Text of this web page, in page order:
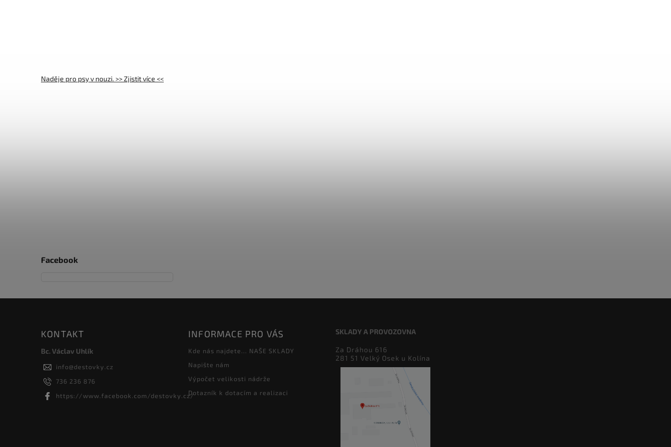
Naděje pro psy v nouzi. >> Zjistit více <<
Facebook
KONTAKT
Bc. Václav Uhlík
info@destovky.cz
736 236 876
https://www.facebook.com/destovky.cz/
INFORMACE PRO VÁS
Kde nás najdete... NAŠE SKLADY
Napište nám
Výpočet velikosti nádrže
Dotazník k dotacím a realizaci
SKLADY A PROVOZOVNA
Za Dráhou 616
281 51 Velký Osek u Kolína